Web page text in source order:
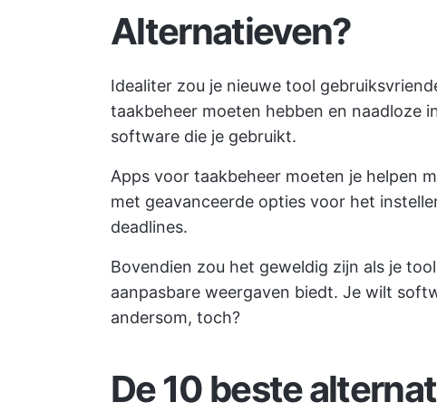
Alternatieven?
Idealiter zou je nieuwe tool
taakbeheer moeten hebben en naadloze
software die je gebruikt.
Apps voor taakbeheer moeten je helpen
met geavanceerde opties voor het
deadlines.
Bovendien zou het geweldig zijn als je
aanpasbare weergaven biedt. Je wilt
andersom, toch?
De 10 beste